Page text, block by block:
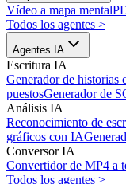
Vídeo a mapa mental
Todos los agentes >
Agentes IA
Escritura IA
Generador de historias
puestosGenerador de
Análisis IA
Reconocimiento de
gráficos con IA
Conversor IA
Convertidor de MP4 a
Todos los agentes >